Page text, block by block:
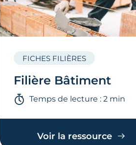
Filière Bâtiment
FICHES FILIÈRES
Temps de lecture : 2 min
Voir la ressource